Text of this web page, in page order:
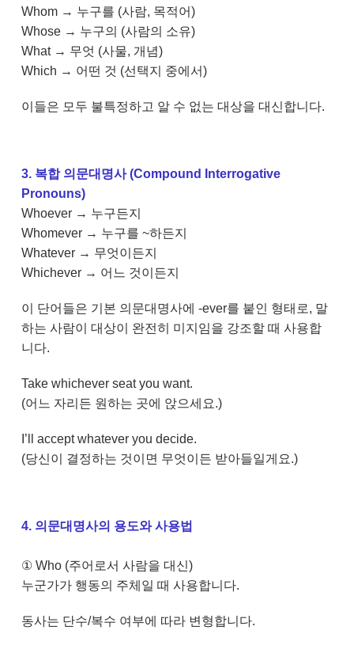
Whom → 누구를 (사람, 목적어)
Whose → 누구의 (사람의 소유)
What → 무엇 (사물, 개념)
Which → 어떤 것 (선택지 중에서)
이들은 모두 불특정하고 알 수 없는 대상을 대신합니다.
3. 복합 의문대명사 (Compound Interrogative
Pronouns)
Whoever → 누구든지
Whomever → 누구를 ~하든지
Whatever → 무엇이든지
Whichever → 어느 것이든지
이 단어들은 기본 의문대명사에 -ever를 붙인 형태로, 말
하는 사람이 대상이 완전히 미지임을 강조할 때 사용합
니다.
Take whichever seat you want.
(어느 자리든 원하는 곳에 앉으세요.)
I’ll accept whatever you decide.
(당신이 결정하는 것이면 무엇이든 받아들일게요.)
4. 의문대명사의 용도와 사용법
① Who (주어로서 사람을 대신)
누군가가 행동의 주체일 때 사용합니다.
동사는 단수/복수 여부에 따라 변형합니다.